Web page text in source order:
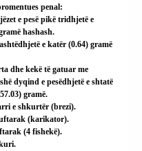
penal:
e pesë pikë tridhjetë e
hashash.
e katër (0.64) gramë
dhe kekë të gatuar me
dyqind e pesëdhjetë e shtatë
gramë.
e shkurtër (brezi).
(karikator).
(4 fishekë).